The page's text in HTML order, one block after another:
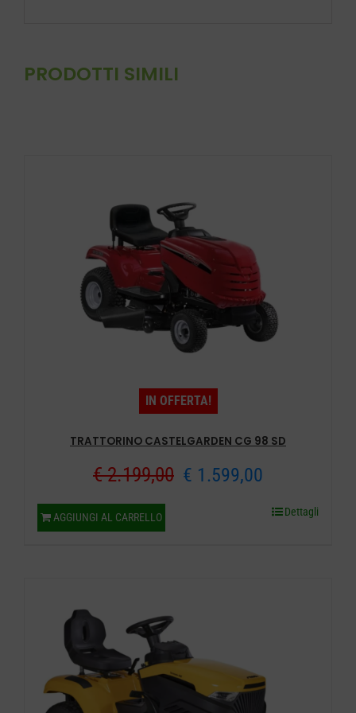
PRODOTTI SIMILI
IN OFFERTA!
TRATTORINO CASTELGARDEN CG 98 SD
€2.199,00 Il
€ 1.599,00
prezzo
AGGIUNGI AL CARRELLO Dettagli